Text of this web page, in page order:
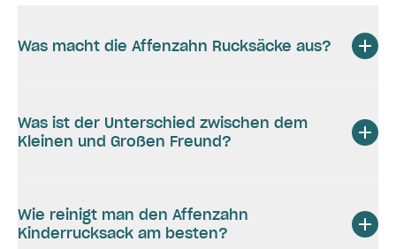
Was macht die Affenzahn Rucksäcke aus?
Was ist der Unterschied zwischen dem
Kleinen und Großen Freund?
Wie reinigt man den Affenzahn
Kinderrucksack am besten?